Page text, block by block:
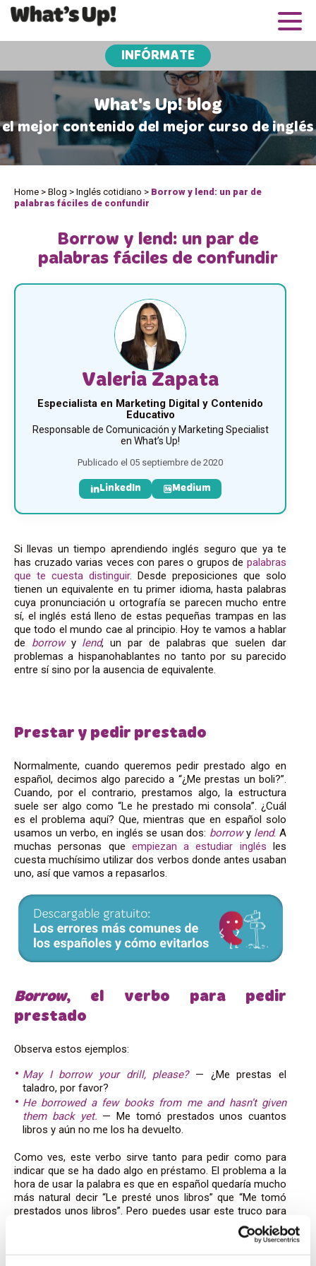
INFÓRMATE
What's Up! blog
el mejor contenido del mejor curso de inglés
Home > Blog > Inglés cotidiano > Borrow y lend: un par de
palabras fáciles de confundir
Borrow y lend: un par de
palabras fáciles de confundir
Valeria Zapata
Especialista en Marketing Digital y Contenido
Educativo
Responsable de Comunicación y Marketing Specialist
en What’s Up!
Publicado el 05 septiembre de 2020
LinkedIn Medium
Si llevas un tiempo aprendiendo inglés seguro que ya te
has cruzado varias veces con pares o grupos de palabras
que te cuesta distinguir. Desde preposiciones que solo
tienen un equivalente en tu primer idioma, hasta palabras
cuya pronunciación u ortografía se parecen mucho entre
sí, el inglés está lleno de estas pequeñas trampas en las
que todo el mundo cae al principio. Hoy te vamos a hablar
de borrowy lend, un par de palabras que suelen dar
problemas a hispanohablantes no tanto por su parecido
entre sí sino por la ausencia de equivalente.
Prestar y pedir prestado
Normalmente, cuando queremos pedir prestado algo en
español, decimos algo parecido a “¿Me prestas un boli?”.
Cuando, por el contrario, prestamos algo, la estructura
suele ser algo como “Le he prestado mi consola”. ¿Cuál
es el problema aquí? Que, mientras que en español solo
usamos un verbo, en inglés se usan dos: borrowy lend. A
muchas personas que empiezan a estudiar inglés les
cuesta muchísimo utilizar dos verbos donde antes usaban
uno, así que vamos a repasarlos.
Borrow, el verbo para pedir
prestado
Observa estos ejemplos:
May I borrow your drill, please?— ¿Me prestas el
taladro, por favor?
He borrowed a few books from me and hasn’t given
them back yet. — Me tomó prestados unos cuantos
libros y aún no me los ha devuelto.
Como ves, este verbo sirve tanto para pedir como para
indicar que se ha dado algo en préstamo. El problema a la
hora de usar la palabra es que en español quedaría mucho
más natural decir “Le presté unos libros” que “Me tomó
prestados unos libros”. Pero puedes usar este truco para
acordarte: cuando tengas dudas, prueba a cambiar la
frase para ver si se refiere a “prestar” o a “tomar